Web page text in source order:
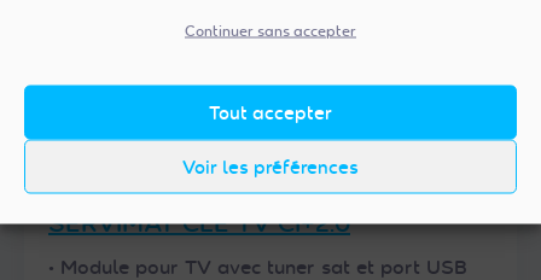
Continuer sans accepter
Tout accepter
Voir les préférences
SERVIMAT CLE TV CI+2.0
• Module pour TV avec tuner sat et port USB